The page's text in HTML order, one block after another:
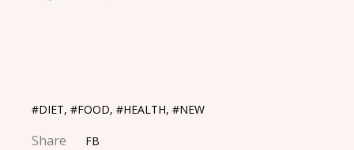
#DIET,#FOOD,#HEALTH,#NEW
Share FB